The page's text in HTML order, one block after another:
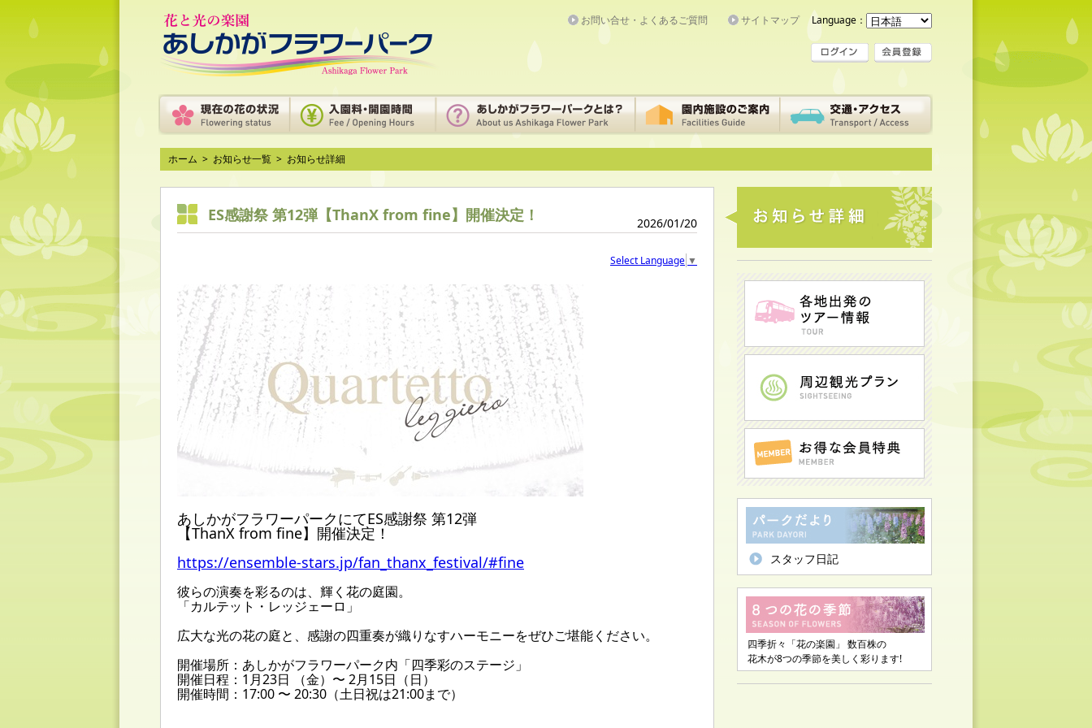
Language：
お問い合せ・よくあるご質問 サイトマップ
ホーム > お知らせ一覧 > お知らせ詳細
スタッフ日記
四季折々「花の楽園」 数百株の
花木が8つの季節を美しく彩ります!
2026/01/20
ES感謝祭 第12弾【ThanX from fine】開催決定！
Select Language ▼
あしかがフラワーパークにてES感謝祭 第12弾
【ThanX from fine】開催決定！
https://ensemble-stars.jp/fan_thanx_festival/#fine
彼らの演奏を彩るのは、輝く花の庭園。
「カルテット・レッジェーロ」
広大な光の花の庭と、感謝の四重奏が織りなすハーモニーをぜひご堪能ください。
開催場所：あしかがフラワーパーク内「四季彩のステージ」
開催日程：1月23日 （金）〜 2月15日（日）
開催時間：17:00 〜 20:30（土日祝は21:00まで）